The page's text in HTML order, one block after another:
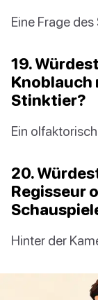
Eine Frage des
19.
Knoblauch
Stinktier?
Ein
20.
Regisseur
Hinter der